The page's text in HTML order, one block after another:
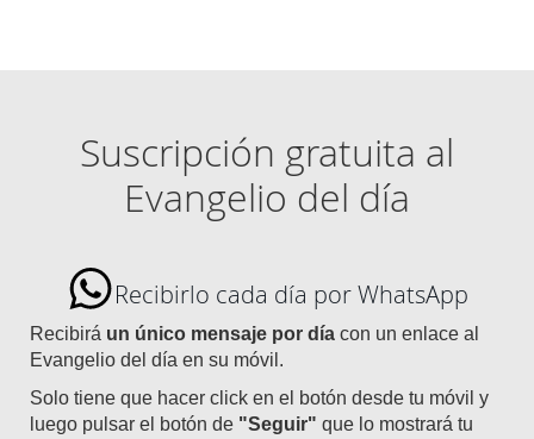
Suscripción gratuita al
Evangelio del día
Recibirlo cada día por WhatsApp
Recibirá un único mensaje por día con un enlace al
Evangelio del día en su móvil.
Solo tiene que hacer click en el botón desde tu móvil y
luego pulsar el botón de "Seguir" que lo mostrará tu